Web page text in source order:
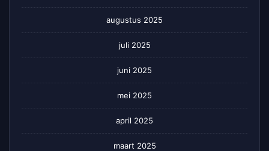
augustus 2025
juli 2025
juni 2025
mei 2025
april 2025
maart 2025